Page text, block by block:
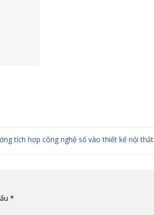
tích hợp công nghệ số vào thiết kế nội thất
*